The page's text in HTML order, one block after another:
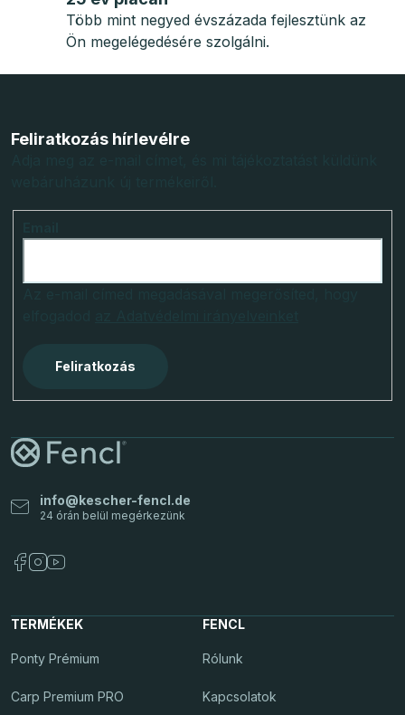
Több mint negyed évszázada fejlesztünk az
Ön megelégedésére szolgálni.
Feliratkozás hírlevélre
Feliratkozás
info@kescher-fencl.de
TERMÉKEK
Ponty Prémium
Carp Premium PRO
FENCL
Rólunk
Kapcsolatok